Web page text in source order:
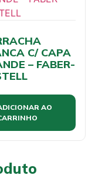
C/ CAPA
– FABER-
AO